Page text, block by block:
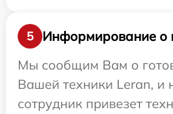
5
Информирование о
Мы сообщим Вам о
Вашей техники Leran, и
сотрудник привезет